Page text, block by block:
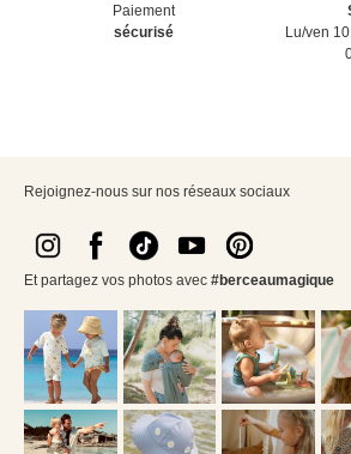
Paiement
sécurisé
Lu/ven
Rejoignez-nous sur nos réseaux sociaux
Et partagez vos photos avec #berceaumagique